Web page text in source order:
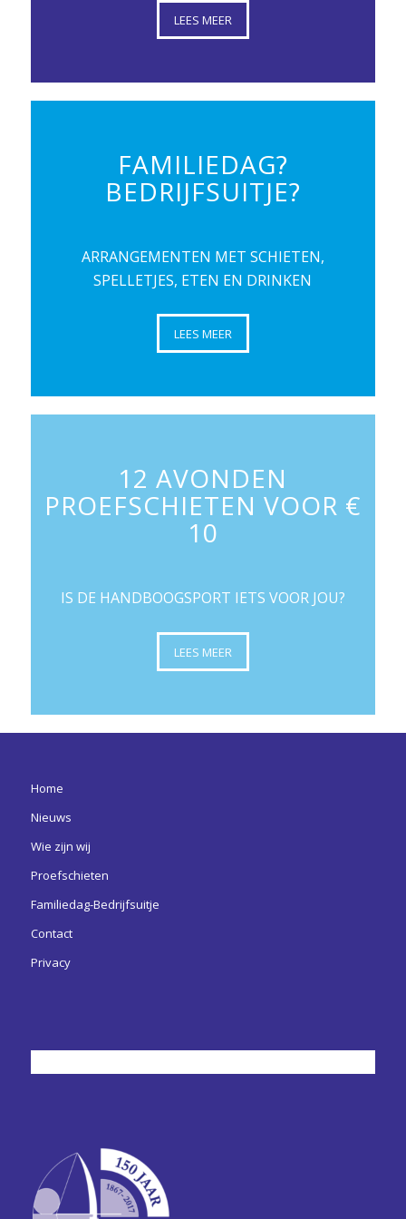
LEES MEER
FAMILIEDAG?
BEDRIJFSUITJE?
ARRANGEMENTEN MET SCHIETEN,
SPELLETJES, ETEN EN DRINKEN
LEES MEER
12 AVONDEN
PROEFSCHIETEN VOOR €
10
IS DE HANDBOOGSPORT IETS VOOR JOU?
LEES MEER
Home
Nieuws
Wie zijn wij
Proefschieten
Familiedag-Bedrijfsuitje
Contact
Privacy